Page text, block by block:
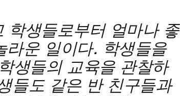
학생들로부터 얼마나 좋
라운 일이다. 학생들을
생들의 교육을 관찰하
들도 같은 반 친구들과